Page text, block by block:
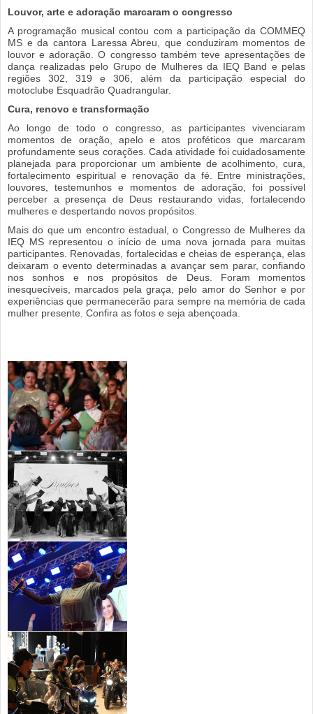
Louvor, arte e adoração marcaram o congresso
A programação musical contou com a participação da COMMEQ
MS e da cantora Laressa Abreu, que conduziram momentos de
louvor e adoração. O congresso também teve apresentações de
dança realizadas pelo Grupo de Mulheres da IEQ Band e pelas
regiões 302, 319 e 306, além da participação especial do
motoclube Esquadrão Quadrangular.
Cura, renovo e transformação
Ao longo de todo o congresso, as participantes vivenciaram
momentos de oração, apelo e atos proféticos que marcaram
profundamente seus corações. Cada atividade foi cuidadosamente
planejada para proporcionar um ambiente de acolhimento, cura,
fortalecimento espiritual e renovação da fé. Entre ministrações,
louvores, testemunhos e momentos de adoração, foi possível
perceber a presença de Deus restaurando vidas, fortalecendo
mulheres e despertando novos propósitos.
Mais do que um encontro estadual, o Congresso de Mulheres da
IEQ MS representou o início de uma nova jornada para muitas
participantes. Renovadas, fortalecidas e cheias de esperança, elas
deixaram o evento determinadas a avançar sem parar, confiando
nos sonhos e nos propósitos de Deus. Foram momentos
inesquecíveis, marcados pela graça, pelo amor do Senhor e por
experiências que permanecerão para sempre na memória de cada
mulher presente. Confira as fotos e seja abençoada.